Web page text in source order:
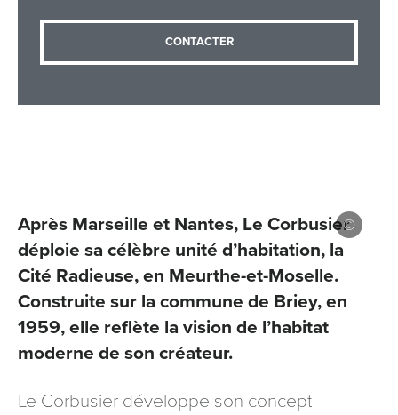
CONTACTER
Après Marseille et Nantes, Le Corbusier
déploie sa célèbre unité d’habitation, la
Cité Radieuse, en Meurthe-et-Moselle.
Construite sur la commune de Briey, en
1959, elle reflète la vision de l’habitat
moderne de son créateur.
Le Corbusier développe son concept
rectification et d’opposition aux données vous concernant,
que vous pouvez exercer en adressant une demande par
courriel à tourisme@departement54.fr ou par courrier
signé accompagné de la copie d’un titre d’identité à
l’adresse suivante : Meurthe & Moselle Tourisme - 48
esplanade Jacques-Baudot CO 90019 54035 NANCY
cedex